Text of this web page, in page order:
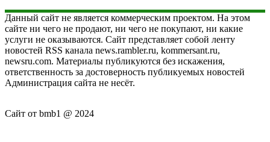
Данный сайт не является коммерческим проектом. На этом
сайте ни чего не продают, ни чего не покупают, ни какие
услуги не оказываются. Сайт представляет собой ленту
новостей RSS канала news.rambler.ru, kommersant.ru,
newsru.com. Материалы публикуются без искажения,
ответственность за достоверность публикуемых новостей
Администрация сайта не несёт.
Сайт от bmb1 @ 2024